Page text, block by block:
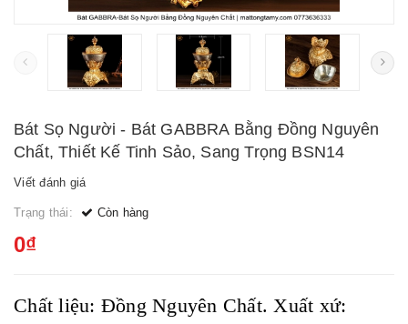
Bát Sọ Người - Bát GABBRA Bằng Đồng Nguyên
Chất, Thiết Kế Tinh Sảo, Sang Trọng BSN14
Viết đánh giá
Trạng thái: Còn hàng
0₫
Chất liệu: Đồng Nguyên Chất. Xuất xứ: